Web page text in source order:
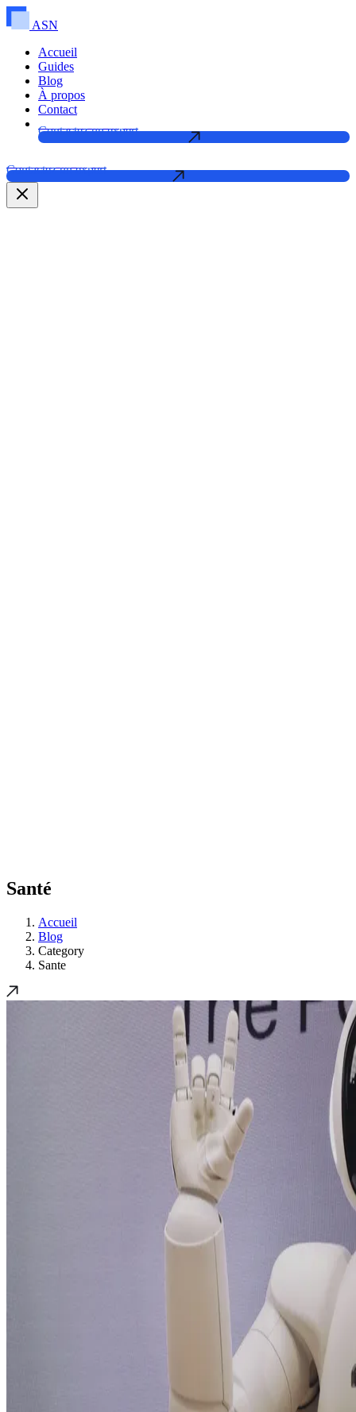
ASN
Accueil
Guides
Blog
À propos
Contact
Contactez un expert
Contactez un expert
Santé
Accueil
Blog
Category
Sante